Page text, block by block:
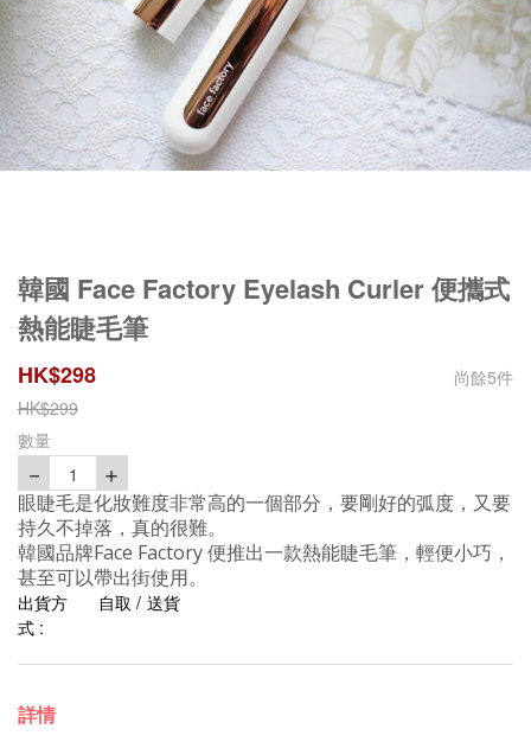
韓國 Face Factory Eyelash Curler 便攜式
熱能睫毛筆
HK$298 尚餘5件
HK$299
數量
－ 1 ＋
眼睫毛是化妝難度非常高的一個部分，要剛好的弧度，又要
持久不掉落，真的很難。
韓國品牌Face Factory便推出一款熱能睫毛筆，輕便小巧，
甚至可以帶出街使用。
出貨方
式 :
自取 / 送貨
詳情